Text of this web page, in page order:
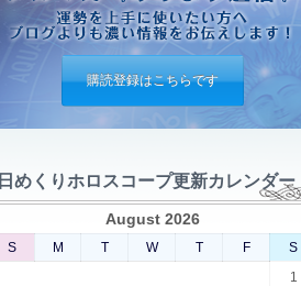
購読登録はこちらです
日めくりホロスコープ更新カレンダー
August 2026
S M T W T F
S
1